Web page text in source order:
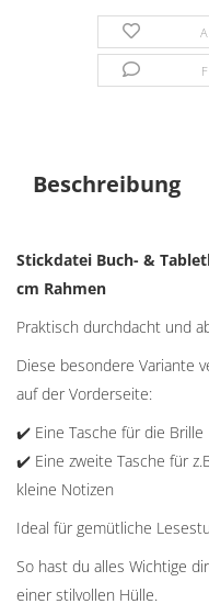
Beschreibung
Stickdatei Buch- &
cm Rahmen
Praktisch durchdacht und
Diese besondere Variante
auf der Vorderseite:
✔️ Eine Tasche für die Brille
✔️ Eine zweite Tasche für
kleine Notizen
Ideal für gemütliche
So hast du alles Wichtige
einer stilvollen Hülle.